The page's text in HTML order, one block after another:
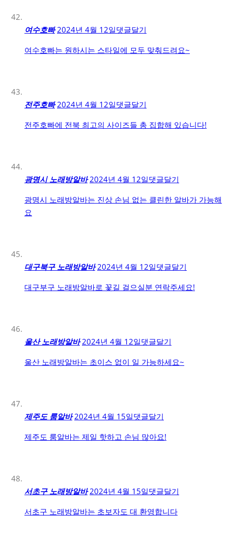
여수호빠 2024년 4월 12일댓글달기
여수호빠는 원하시는 스타일에 모두 맞춰드려요~
전주호빠 2024년 4월 12일댓글달기
전주호빠에 전북 최고의 사이즈들 총 집합해 있습니다!
광명시 노래방알바 2024년 4월 12일댓글달기
광명시 노래방알바는 진상 손님 없는 클린한 알바가 가능해
요
대구북구 노래방알바 2024년 4월 12일댓글달기
대구부구 노래방알바로 꽃길 걸으실분 연락주세요!
울산 노래방알바 2024년 4월 12일댓글달기
울산 노래방알바는 초이스 없이 일 가능하세요~
제주도 룸알바 2024년 4월 15일댓글달기
제주도 룸알바는 제일 핫하고 손님 많아요!
서초구 노래방알바 2024년 4월 15일댓글달기
서초구 노래방알바는 초보자도 대 환영합니다